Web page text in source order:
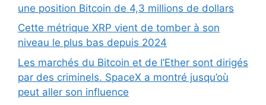
une position Bitcoin de 4,3 millions de dollars
Cette métrique XRP vient de tomber à son
niveau le plus bas depuis 2024
Les marchés du Bitcoin et de l’Ether sont dirigés
par des criminels. SpaceX a montré jusqu’où
peut aller son influence